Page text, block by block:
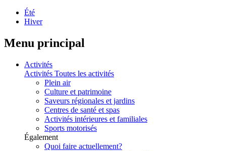
Été
Hiver
Menu principal
Activités
Activités Toutes les activités
Plein air
Culture et patrimoine
Saveurs régionales et jardins
Centres de santé et spas
Activités intérieures et familiales
Sports motorisés
Également
Quoi faire actuellement?